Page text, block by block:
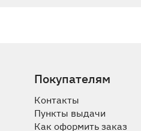
Покупателям
Контакты
Пункты выдачи
Как оформить заказ